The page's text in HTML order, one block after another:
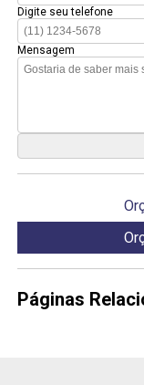
Digite seu telefone
Mensagem
Páginas